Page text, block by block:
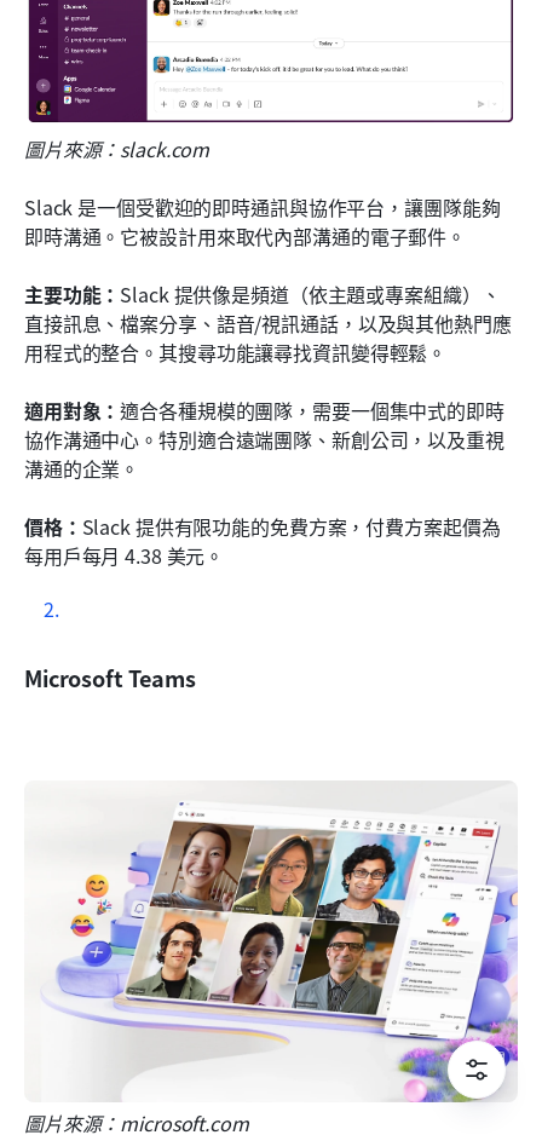
圖片來源：slack.com
Slack 是一個受歡迎的即時通訊與協作平台，讓團隊能夠
即時溝通。它被設計用來取代內部溝通的電子郵件。
主要功能： Slack 提供像是頻道（依主題或專案組織）、
直接訊息、檔案分享、語音/視訊通話，以及與其他熱門應
用程式的整合。其搜尋功能讓尋找資訊變得輕鬆。
適用對象：適合各種規模的團隊，需要一個集中式的即時
協作溝通中心。特別適合遠端團隊、新創公司，以及重視
溝通的企業。
價格： Slack 提供有限功能的免費方案，付費方案起價為
每用戶每月 4.38 美元。
Microsoft Teams
圖片來源：microsoft.com